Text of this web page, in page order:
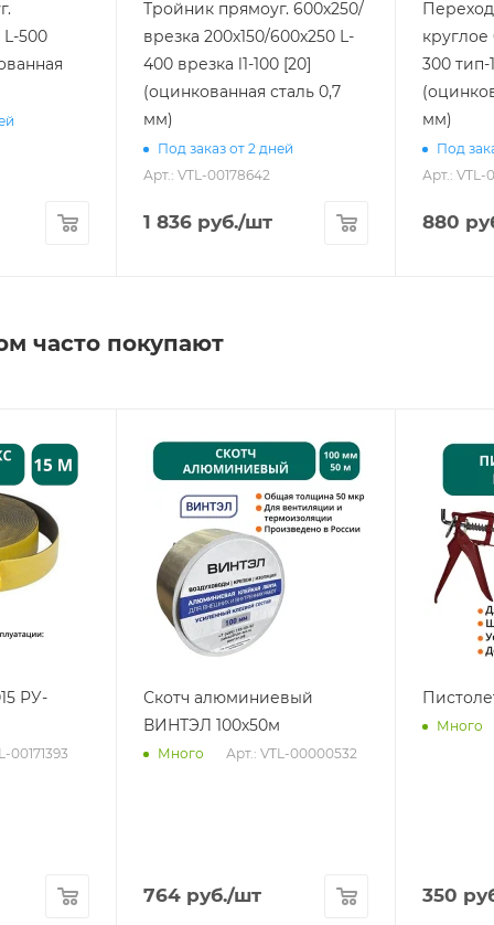
L-500
Тройник прямоуг. 600х250/
врезка 200х150/600х250 L-
400 врезка l1-100 [20]
(оцинкованная сталь 0,7
мм)
Под заказ от 2 дней
Арт.: VTL-00178642
1 836 руб./шт
круглое
300 тип-
мм)
Под
Арт.: VTL-
880
часто покупают
РУ-
00171393
Скотч алюминиевый
ВИНТЭЛ 100х50м
Много Арт.: VTL-00000532
764 руб./шт
Много
350